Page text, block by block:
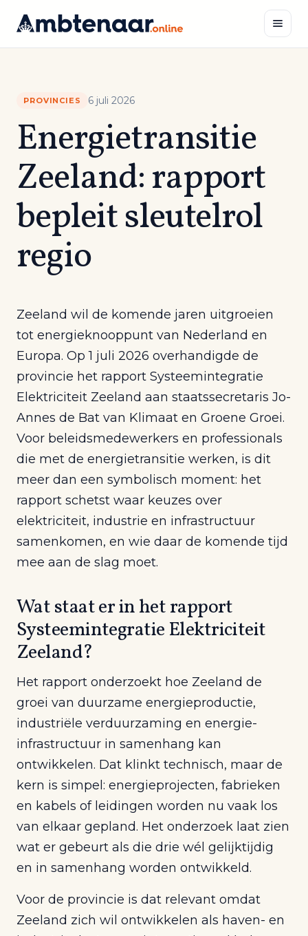
inhoud
PROVINCIES 6 juli 2026
Energietransitie
Zeeland: rapport
bepleit sleutelrol
regio
Zeeland wil de komende jaren uitgroeien
tot energieknooppunt van Nederland en
Europa. Op 1 juli 2026 overhandigde de
provincie het rapport Systeemintegratie
Elektriciteit Zeeland aan staatssecretaris Jo-
Annes de Bat van Klimaat en Groene Groei.
Voor beleidsmedewerkers en professionals
die met de energietransitie werken, is dit
meer dan een symbolisch moment: het
rapport schetst waar keuzes over
elektriciteit, industrie en infrastructuur
samenkomen, en wie daar de komende tijd
mee aan de slag moet.
Wat staat er in het rapport
Systeemintegratie Elektriciteit
Zeeland?
Het rapport onderzoekt hoe Zeeland de
groei van duurzame energieproductie,
industriële verduurzaming en energie-
infrastructuur in samenhang kan
ontwikkelen. Dat klinkt technisch, maar de
kern is simpel: energieprojecten, fabrieken
en kabels of leidingen worden nu vaak los
van elkaar gepland. Het onderzoek laat zien
wat er gebeurt als die drie wél gelijktijdig
en in samenhang worden ontwikkeld.
Voor de provincie is dat relevant omdat
Zeeland zich wil ontwikkelen als haven- en